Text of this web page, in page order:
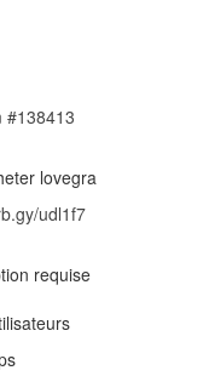
#138413
lovegra
udl1f7
requise